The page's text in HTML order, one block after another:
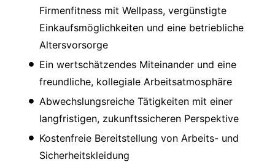
Firmenfitness mit Wellpass, vergünstigte
Einkaufsmöglichkeiten und eine betriebliche
Altersvorsorge
Ein wertschätzendes Miteinander und eine
freundliche, kollegiale Arbeitsatmosphäre
Abwechslungsreiche Tätigkeiten mit einer
langfristigen, zukunftssicheren Perspektive
Kostenfreie Bereitstellung von Arbeits- und
Sicherheitskleidung